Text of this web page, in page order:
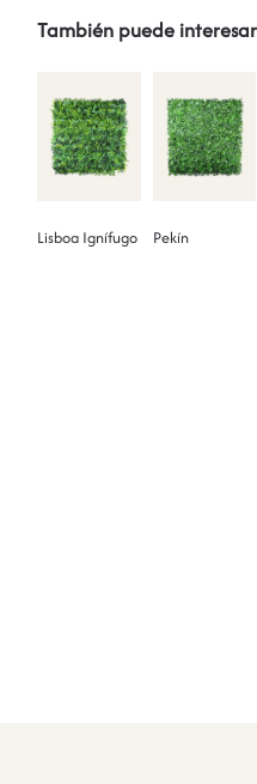
También puede
Lisboa Ignífugo Pekín